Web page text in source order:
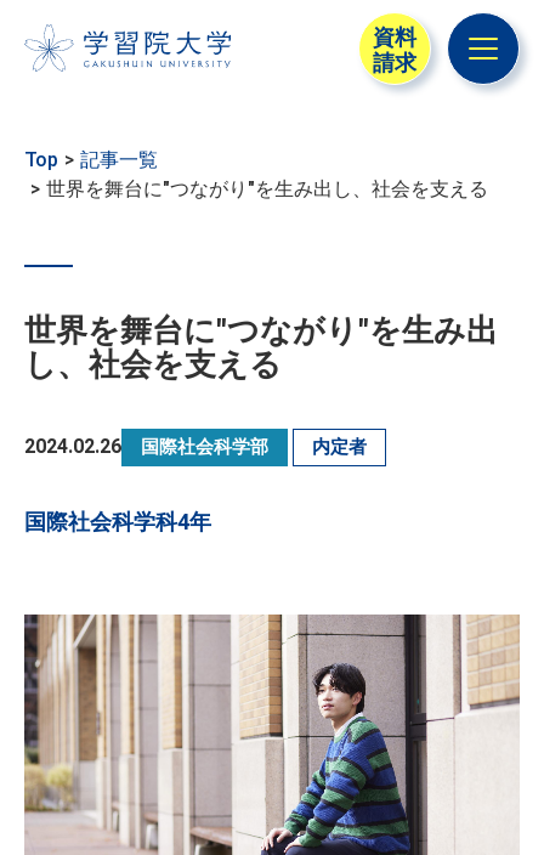
メニ
資料
請求
Top
記事一覧
世界を舞台に"つながり"を生み出し、社会を支える
世界を舞台に"つながり"を生み出
し、社会を支える
2024.02.26 国際社会科学部 内定者
国際社会科学科4年